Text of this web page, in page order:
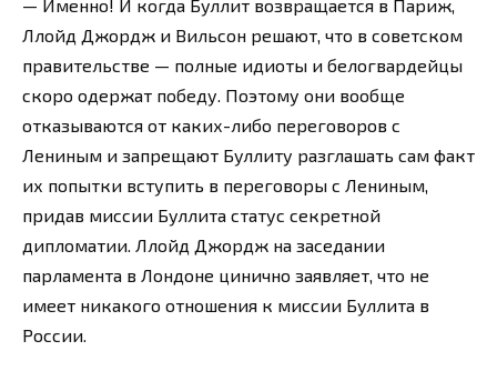
— Именно! И когда Буллит возвращается в Париж,
Ллойд Джордж и Вильсон решают, что в советском
правительстве — полные идиоты и белогвардейцы
скоро одержат победу. Поэтому они вообще
отказываются от каких-либо переговоров с
Лениным и запрещают Буллиту разглашать сам факт
их попытки вступить в переговоры с Лениным,
придав миссии Буллита статус секретной
дипломатии. Ллойд Джордж на заседании
парламента в Лондоне цинично заявляет, что не
имеет никакого отношения к миссии Буллита в
России.